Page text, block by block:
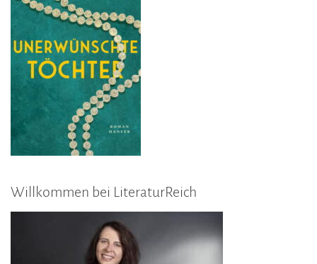
Willkommen bei LiteraturReich